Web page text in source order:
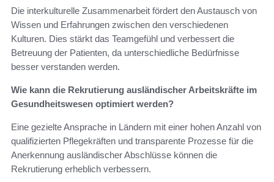
Die interkulturelle Zusammenarbeit fördert den Austausch von
Wissen und Erfahrungen zwischen den verschiedenen
Kulturen. Dies stärkt das Teamgefühl und verbessert die
Betreuung der Patienten, da unterschiedliche Bedürfnisse
besser verstanden werden.
Wie kann die Rekrutierung ausländischer Arbeitskräfte im
Gesundheitswesen optimiert werden?
Eine gezielte Ansprache in Ländern mit einer hohen Anzahl von
qualifizierten Pflegekräften und transparente Prozesse für die
Anerkennung ausländischer Abschlüsse können die
Rekrutierung erheblich verbessern.